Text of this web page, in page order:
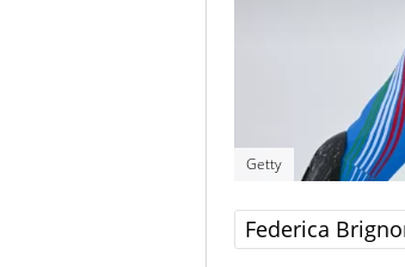
Getty
Federica